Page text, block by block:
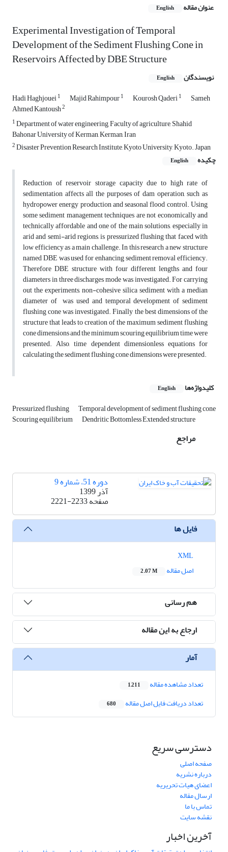
عنوان مقاله English
Experimental Investigation of Temporal
Development of the Sediment Flushing Cone in
Reservoirs Affected by DBE Structure
نویسندگان English
Hadi Haghjouei1 Majid Rahimpour1 Kourosh Qaderi1 Sameh
Ahmed Kantoush2
1Department of water engineering, Faculty of agriculture, Shahid
Bahonar University of Kerman, Kerman, Iran
2Disaster Prevention Research Institute, Kyoto University, Kyoto. Japan
چکیده
English
Reduction of reservoir storage capacity due to high rate of
sedimentation affects all the purposes of dam operation, such as
hydropower energy production and seasonal flood control. Using
some sediment management techniques are not economically and
technically affordable and one of the main solutions, especially in
arid and semi-arid regions, is pressurized flushing that faced with
low efficiency as a main challenge. In this research a new structure
named DBE was used for enhancing sediment removal efficiency.
Therefore DBE structure with four different lengths and four
diameters in three discharges mode was investigated. For carrying
out the experiments, non-cohesive silica sediment with a median
diameter of was used and temporal development of sediment
flushing cone was investigated. Finally the best dimensions of the
structure that leads to creation of the maximum sediment flushing
cone dimensions and the minimum scouring equilibrium time were
presented. Also, time dependent dimensionless equations for
calculating the sediment flushing cone dimensions were presented.
کلیدواژه‌ها English
Pressurized flushing Temporal development of sediment flushing cone
Scouring equilibrium Dendritic Bottomless Extended structure
مراجع
دوره 51، شماره 9
آذر 1399
صفحه2221-2233
فایل ها
اصل مقاله
2.07 M
هم رسانی
ارجاع به این مقاله
آمار
تعداد مشاهده مقاله 1,211
تعداد دریافت فایل اصل مقاله 680
دسترسی سریع
صفحه اصلی
درباره نشریه
اعضای هیات تحریریه
ارسال مقاله
تماس با ما
نقشه سایت
آخرین اخبار